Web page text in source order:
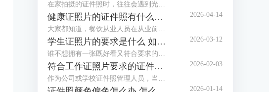
在家拍摄的证件照时，往往会遇到光线不足、光线不均匀等情况，拍摄出的证件照照片会偏暗，面部也不够清晰，甚至出现黑脸照，这类照片是不能作为证件照投入使用的。这个时候该怎么调整照片，让证件照画面更明亮通透呢？这篇文章就告诉大家证件照照片过暗怎么办，证照之星软件如何调整照片亮度。
健康证照片的证件照有什么要求 证照之星软件如何制作满足健康证标准的照片
大家都知道，餐饮从业人员在从业前都必须办理一张健康证。在办理健康证时，如果不想让办证处在现场拍摄照片，可以自行提供标准的健康证照片，那么普通人如何制作满足健康证要求的照片呢？下面就向大家介绍健康证照片的证件照有什么要求，证照之星软件如何制作满足健康证标准的照片。
2026-04-14
学生证照片的要求是什么 如何用证照之星软件调整照片比例以满足学校要求
谁不想拥有一张既好看又符合要求的学生证照片呢？到了开学季，学校又开始催收证件照了。如果对照相馆拍摄的证件照不满意，还可以自己在家制作证件照，只需了解学生证件照要求后，下载专业的证件照制作软件制作，还省了去照相馆的费用。这篇文章就告诉大家学生证照片的要求是什么，如何用证照之星软件调整照片比例以满足学校要求。
2026-03-12
符合工作证照片要求的证件照怎么做 证照之星软件如何批量生成工作证照片
作为公司或学校证件照管理人员，当有海量电子证件照需要制作与整理时，还在一张一张地用PS修图吗？证件照需要一张张拍，拍摄好后却不必一张张处理，浪费时间不说，还给自己增加了许多的工作量，使用专业软件批量生成证件照就方便多了。这篇文章就告诉大家符合工作证照片要求的证件照怎么做，证照之星软件如何批量生成工作证照片。
2026-02-03
2026-01-14